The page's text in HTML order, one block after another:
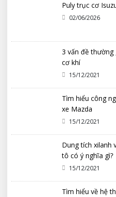
Puly trục cơ
02/06/2026
3 vấn đề thường
cơ khí
15/12/2021
Tìm hiểu công
xe Mazda
15/12/2021
Dung tích xilanh
tô có ý nghĩa gì?
15/12/2021
Tìm hiểu về hệ